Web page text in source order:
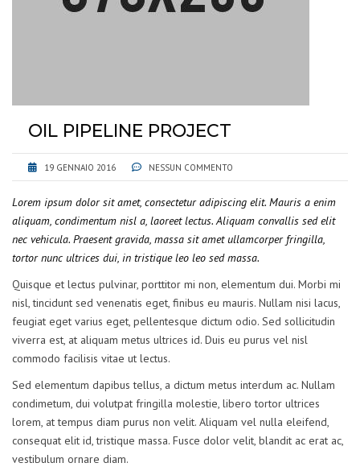
OIL PIPELINE PROJECT
19 GENNAIO 2016 NESSUN COMMENTO
Lorem ipsum dolor sit amet, consectetur adipiscing elit. Mauris a enim
aliquam, condimentum nisl a, laoreet lectus. Aliquam convallis sed elit
nec vehicula. Praesent gravida, massa sit amet ullamcorper fringilla,
tortor nunc ultrices dui, in tristique leo leo sed massa.
Quisque et lectus pulvinar, porttitor mi non, elementum dui. Morbi mi
nisl, tincidunt sed venenatis eget, finibus eu mauris. Nullam nisi lacus,
feugiat eget varius eget, pellentesque dictum odio. Sed sollicitudin
viverra est, at aliquam metus ultrices id. Duis eu purus vel nisl
commodo facilisis vitae ut lectus.
Sed elementum dapibus tellus, a dictum metus interdum ac. Nullam
condimetum, dui volutpat fringilla molestie, libero tortor ultrices
lorem, at tempus diam purus non velit. Aliquam vel nulla eleifend,
consequat elit id, tristique massa. Fusce dolor velit, blandit ac erat ac,
vestibulum ornare diam.